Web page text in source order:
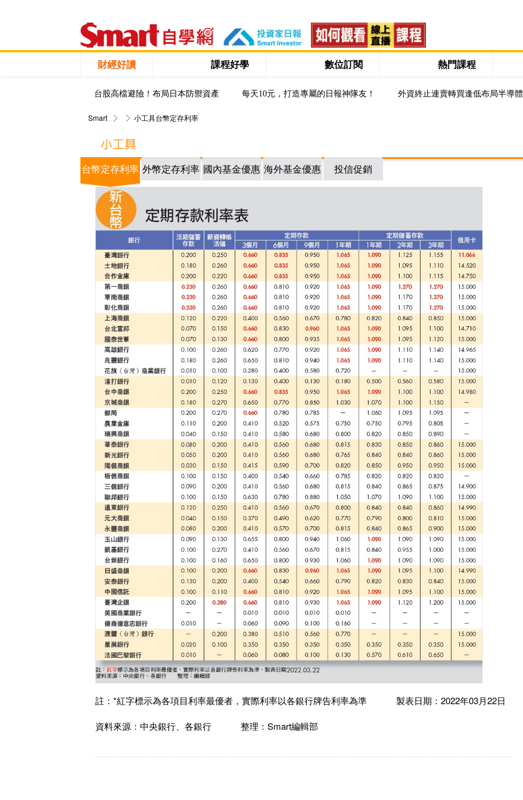
財經好讀 課程好學 數位訂閱 熱門課程
台股高檔避險！布局日本防禦資產 每天10元，打造專屬的日報神隊友！ 外資終止連賣轉買逢低布局半導體
Smart 小工具台幣定存利率
台幣定存利率 外幣定存利率 國內基金優惠 海外基金優惠 投信促銷
註：*紅字標示為各項目利率最優者，實際利率以各銀行牌告利率為準 製表日期：2022年03月22日
資料來源：中央銀行、各銀行 整理：Smart編輯部